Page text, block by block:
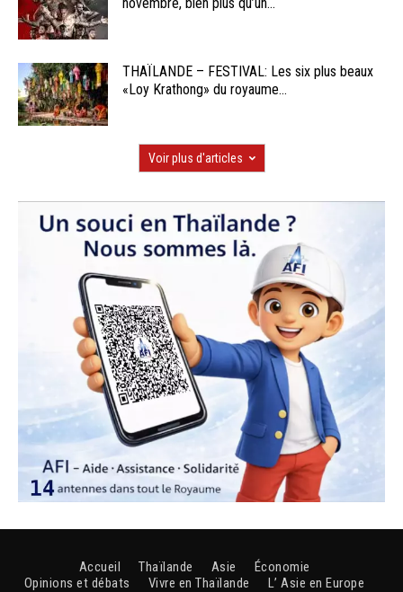
THAÏLANDE – FESTIVAL: Les six plus beaux
«Loy Krathong» du royaume...
Voir plus d'articles
Accueil Thaïlande Asie
Économie
Opinions et débats
Vivre en Thaïlande
L’ Asie en Europe